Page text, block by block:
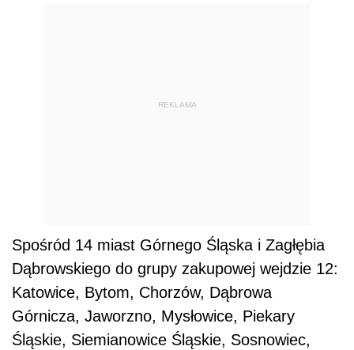
REKLAMA
Spośród 14 miast Górnego Śląska i Zagłębia
Dąbrowskiego do grupy zakupowej wejdzie 12:
Katowice, Bytom, Chorzów, Dąbrowa
Górnicza, Jaworzno, Mysłowice, Piekary
Śląskie, Siemianowice Śląskie, Sosnowiec,